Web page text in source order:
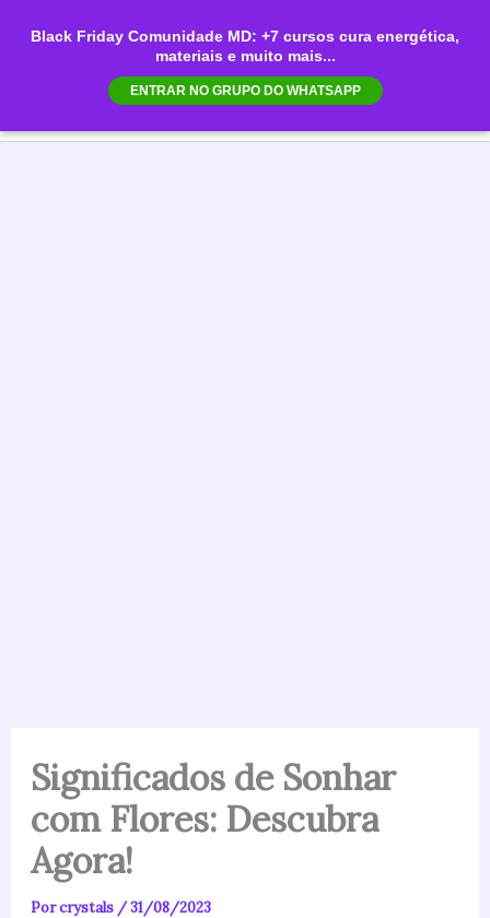
Black Friday Comunidade MD: +7 cursos cura energética,
materiais e muito mais...
ENTRAR NO GRUPO DO WHATSAPP
para
Significados de Sonhar
com Flores: Descubra
Agora!
Porcrystals /31/08/2023